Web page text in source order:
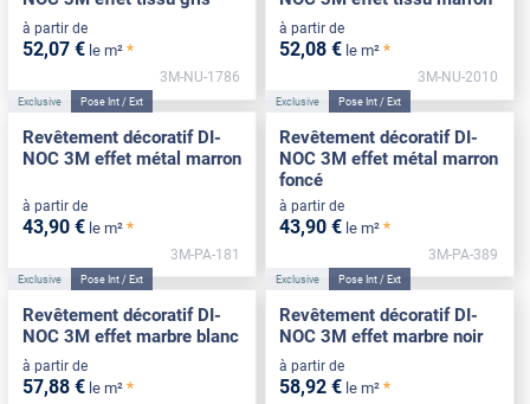
à partir de
52,07 € le m² *
3M-NU-1786
à partir de
52,08 € le m² *
3M-NU-2010
Exclusive Pose Int / Ext
Revêtement décoratif DI-
NOC 3M effet métal marron
à partir de
43,90 € le m² *
3M-PA-181
Exclusive Pose Int / Ext
Revêtement décoratif DI-
NOC 3M effet métal marron
foncé
à partir de
43,90 € le m² *
3M-PA-389
Exclusive Pose Int / Ext
Revêtement décoratif DI-
NOC 3M effet marbre blanc
à partir de
57,88 € le m² *
Exclusive Pose Int / Ext
Revêtement décoratif DI-
NOC 3M effet marbre noir
à partir de
58,92 € le m² *